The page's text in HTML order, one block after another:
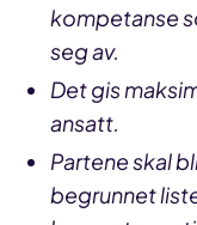
kompetanse
seg av.
Det gis
ansatt.
Partene skal
begrunnet